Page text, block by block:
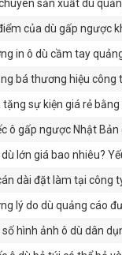
sản xuất dù
của dù gấp ngược
in ô dù cầm tay
bá thương hiệu công
tặng sự kiện giá rẻ
ô gấp ngược Nhật
dù lớn giá bao nhiêu?
dài đặt làm tại công
lý do dù quảng cáo
số hình ảnh ô dù dân